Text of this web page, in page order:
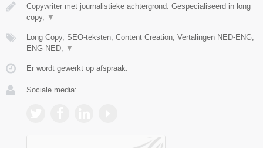
Copywriter met journalistieke achtergrond. Gespecialiseerd in long
copy, ▼
Long Copy, SEO-teksten, Content Creation, Vertalingen NED-ENG,
ENG-NED, ▼
Er wordt gewerkt op afspraak.
Sociale media: